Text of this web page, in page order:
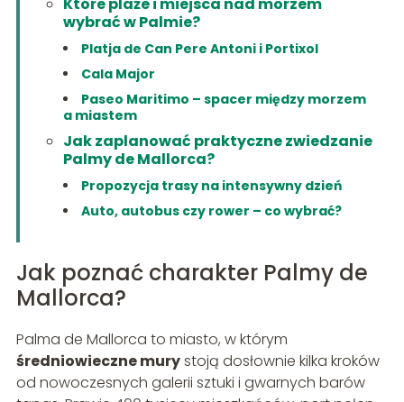
wybrać w Palmie?
Platja de Can Pere Antoni i Portixol
Cala Major
Paseo Maritimo – spacer między morzem
a miastem
Jak zaplanować praktyczne zwiedzanie
Palmy de Mallorca?
Propozycja trasy na intensywny dzień
Auto, autobus czy rower – co wybrać?
Jak poznać charakter Palmy de
Mallorca?
Palma de Mallorca to miasto, w którym
średniowieczne murystoją dosłownie kilka kroków
od nowoczesnych galerii sztuki i gwarnych barów